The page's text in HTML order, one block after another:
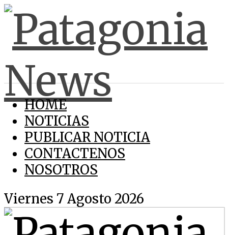
HOME
NOTICIAS
PUBLICAR NOTICIA
CONTACTENOS
NOSOTROS
Viernes 7 Agosto 2026